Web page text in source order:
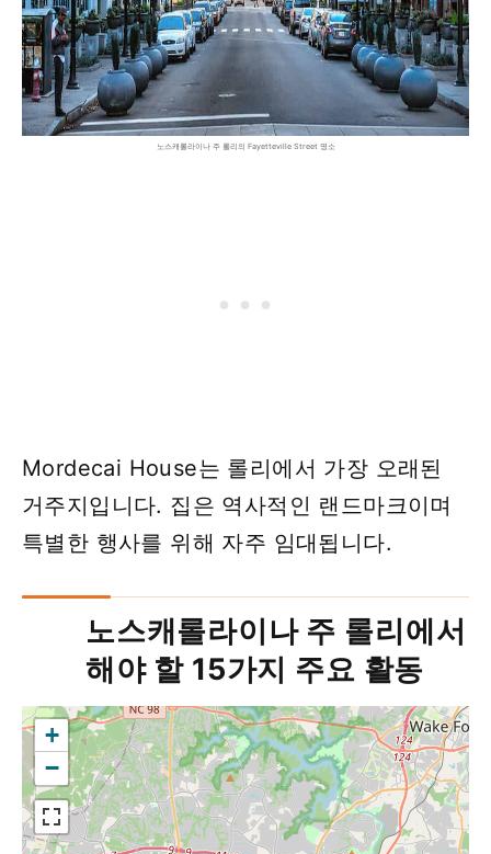
노스캐롤라이나 주 롤리의 Fayetteville Street 명소
Mordecai House는 롤리에서 가장 오래된
거주지입니다. 집은 역사적인 랜드마크이며
특별한 행사를 위해 자주 임대됩니다.
노스캐롤라이나 주 롤리에서
해야 할 15가지 주요 활동
+
−